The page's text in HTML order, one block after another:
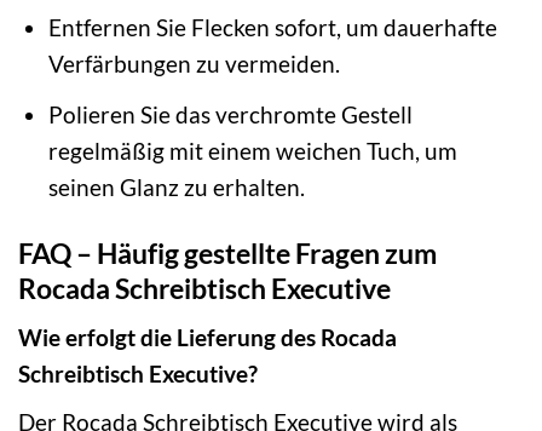
Entfernen Sie Flecken sofort, um dauerhafte
Verfärbungen zu vermeiden.
Polieren Sie das verchromte Gestell
regelmäßig mit einem weichen Tuch, um
seinen Glanz zu erhalten.
FAQ – Häufig gestellte Fragen zum
Rocada Schreibtisch Executive
Wie erfolgt die Lieferung des Rocada
Schreibtisch Executive?
Der Rocada Schreibtisch Executive wird als